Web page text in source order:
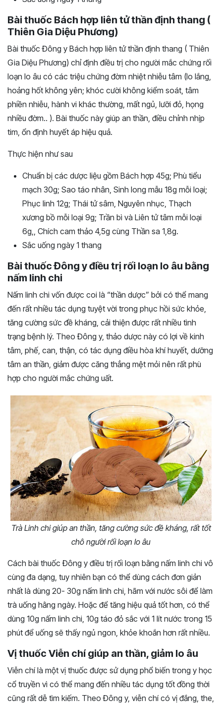
Bài thuốc Bách hợp liên tử thần định thang (
Thiên Gia Diệu Phương)
Bài thuốc Đông y Bách hợp liên tử thần định thang ( Thiên
Gia Diệu Phương) chỉ định điều trị cho người mắc chứng rối
loạn lo âu có các triệu chứng đờm nhiệt nhiễu tâm (lo lắng,
hoảng hốt không yên; khóc cười không kiểm soát, tâm
phiền nhiễu, hành vi khác thường, mất ngủ, lưỡi đỏ, họng
nhiều đờm.. ). Bài thuốc này giúp an thần, điều chỉnh nhịp
tim, ổn định huyết áp hiệu quả.
Thực hiện như sau
Chuẩn bị các dược liệu gồm Bách hợp 45g; Phù tiểu
mạch 30g; Sao táo nhân, Sinh long mẫu 18g mỗi loại;
Phục linh 12g; Thái tử sâm, Nguyên nhục, Thạch
xương bồ mỗi loại 9g; Trần bì và Liên tử tâm mỗi loại
6g,, Chích cam thảo 4,5g cùng Thần sa 1,8g.
Sắc uống ngày 1 thang
Bài thuốc Đông y điều trị rối loạn lo âu bằng
nấm linh chi
Nấm linh chi vốn được coi là “thần dược” bởi có thể mang
đến rất nhiều tác dụng tuyệt vời trong phục hồi sức khỏe,
tăng cường sức đề kháng, cải thiện được rất nhiều tình
trạng bệnh lý. Theo Đông y, thảo dược này có lợi về kinh
tâm, phế, can, thận, có tác dụng điều hòa khí huyết, dưỡng
tâm an thần, giảm được căng thẳng mệt mỏi nên rất phù
hợp cho người mắc chứng uất.
Trà Linh chi giúp an thần, tăng cường sức đề kháng, rất tốt
chô người rối loạn lo âu
Cách bài thuốc Đông y điều trị rối loạn bằng nấm linh chi vô
cùng đa dạng, tuy nhiên bạn có thể dùng cách đơn giản
nhất là dùng 20- 30g nấm linh chi, hãm với nước sôi để làm
trà uống hằng ngày. Hoặc để tăng hiệu quả tốt hơn, có thể
dùng 10g nấm linh chi, 10g táo đỏ sắc với 1 lít nước trong 15
phút để uống sẽ thấy ngủ ngon, khỏe khoắn hơn rất nhiều.
Vị thuốc Viễn chí giúp an thần, giảm lo âu
Viễn chí là một vị thuốc được sử dụng phổ biến trong y học
cổ truyền vì có thể mang đến nhiều tác dụng tốt đồng thời
cũng rất dễ tìm kiếm. Theo Đông y, viễn chí có vị đắng, the,